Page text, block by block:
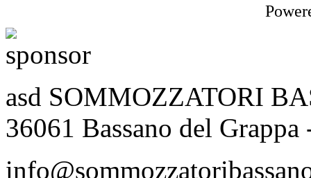
asd SOMMOZZATORI
36061 Bassano del